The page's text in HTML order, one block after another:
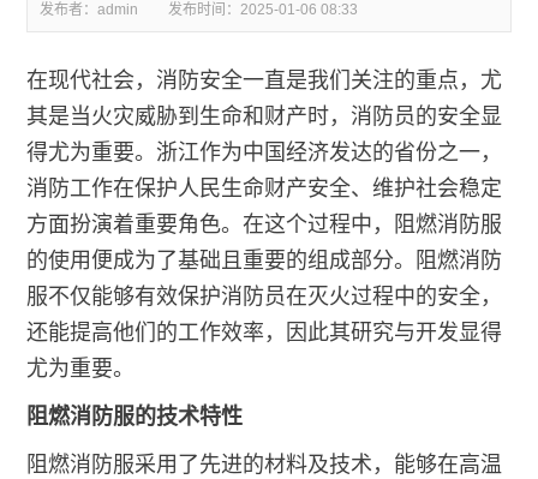
发布者：admin 发布时间：2025-01-06 08:33
在现代社会，消防安全一直是我们关注的重点，尤
其是当火灾威胁到生命和财产时，消防员的安全显
得尤为重要。浙江作为中国经济发达的省份之一，
消防工作在保护人民生命财产安全、维护社会稳定
方面扮演着重要角色。在这个过程中，阻燃消防服
的使用便成为了基础且重要的组成部分。阻燃消防
服不仅能够有效保护消防员在灭火过程中的安全，
还能提高他们的工作效率，因此其研究与开发显得
尤为重要。
阻燃消防服的技术特性
阻燃消防服采用了先进的材料及技术，能够在高温